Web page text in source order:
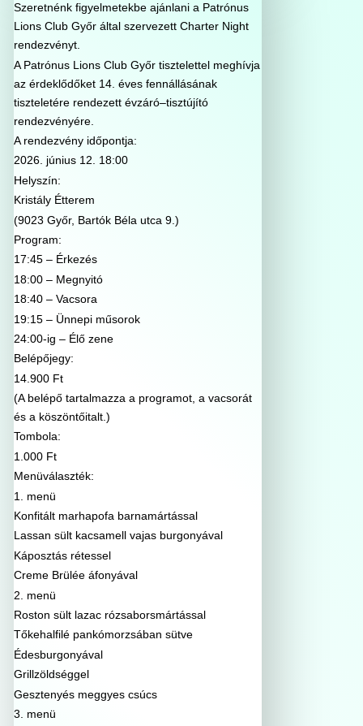
Szeretnénk figyelmetekbe ajánlani a Patrónus
Lions Club Győr által szervezett Charter Night
rendezvényt.
A Patrónus Lions Club Győr tisztelettel meghívja
az érdeklődőket 14. éves fennállásának
tiszteletére rendezett évzáró–tisztújító
rendezvényére.
A rendezvény időpontja:
2026. június 12. 18:00
Helyszín:
Kristály Étterem
(9023 Győr, Bartók Béla utca 9.)
Program:
17:45 – Érkezés
18:00 – Megnyitó
18:40 – Vacsora
19:15 – Ünnepi műsorok
24:00-ig – Élő zene
Belépőjegy:
14.900 Ft
(A belépő tartalmazza a programot, a vacsorát
és a köszöntőitalt.)
Tombola:
1.000 Ft
Menüválaszték:
1. menü
Konfitált marhapofa barnamártással
Lassan sült kacsamell vajas burgonyával
Káposztás rétessel
Creme Brülée áfonyával
2. menü
Roston sült lazac rózsaborsmártással
Tőkehalfilé pankómorzsában sütve
Édesburgonyával
Grillzöldséggel
Gesztenyés meggyes csúcs
3. menü